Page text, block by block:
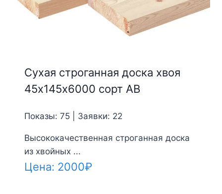
Сухая строганная доска хвоя
45х145х6000 сорт АВ
Показы: 75 | Заявки: 22
Высококачественная строганная доска
из хвойных ...
Цена: 2000₽